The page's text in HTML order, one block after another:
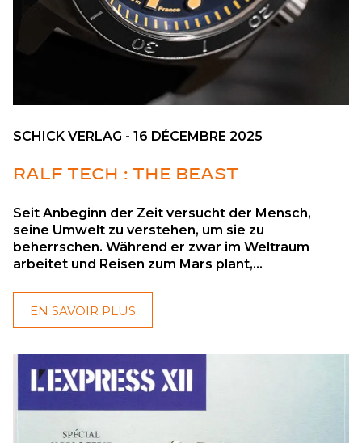
SCHICK VERLAG - 16 DÉCEMBRE 2025
RALF TECH : THE BEAST
Seit Anbeginn der Zeit versucht der Mensch,
seine Umwelt zu verstehen, um sie zu
beherrschen. Während er zwar im Weltraum
arbeitet und Reisen zum Mars plant,...
EN SAVOIR PLUS